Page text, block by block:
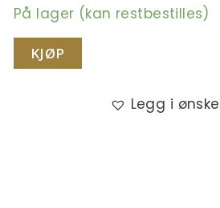
På lager (kan restbestilles)
KJØP
Legg i